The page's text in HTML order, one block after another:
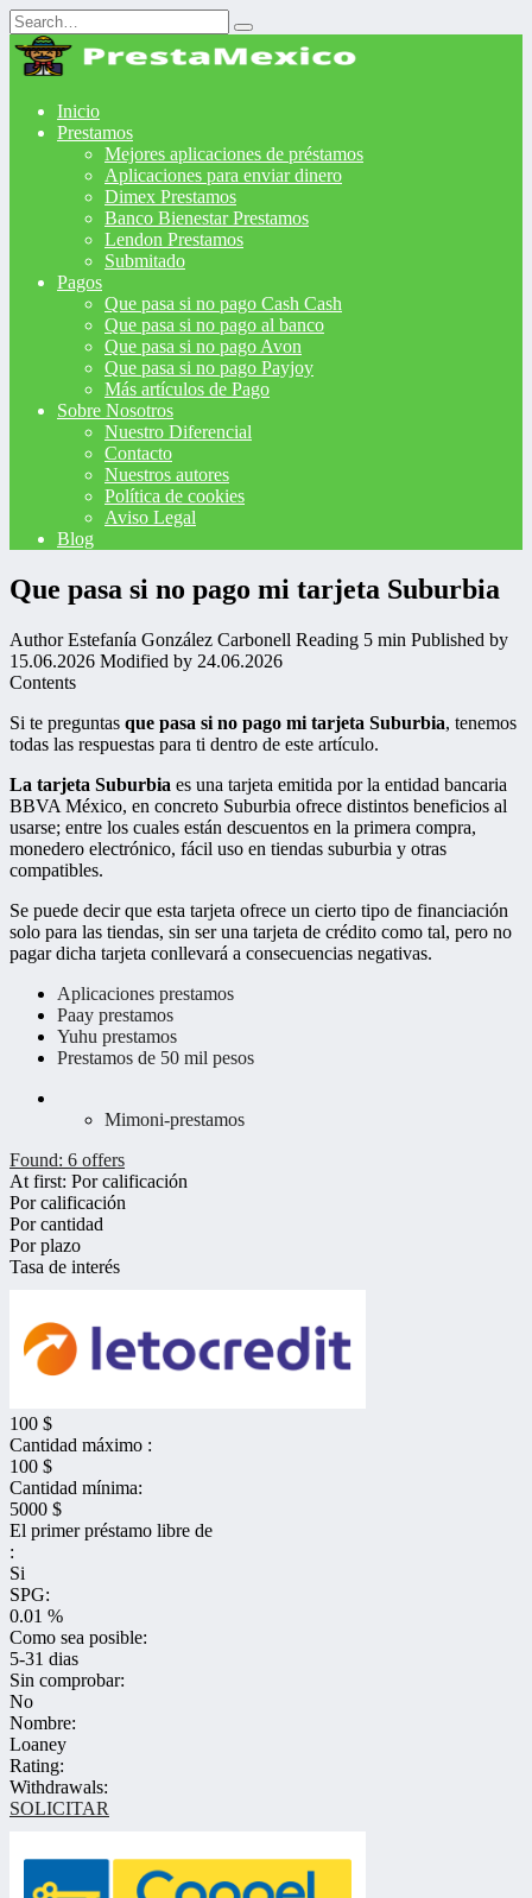
Search
for:
Inicio
Prestamos
Mejores aplicaciones de préstamos
Aplicaciones para enviar dinero
Dimex Prestamos
Banco Bienestar Prestamos
Lendon Prestamos
Submitado
Pagos
Que pasa si no pago Cash Cash
Que pasa si no pago al banco
Que pasa si no pago Avon
Que pasa si no pago Payjoy
Más artículos de Pago
Sobre Nosotros
Nuestro Diferencial
Contacto
Nuestros autores
Política de cookies
Aviso Legal
Blog
Que pasa si no pago mi tarjeta Suburbia
Author Estefanía González Carbonell Reading 5 min Published by
15.06.2026 Modified by 24.06.2026
Contents
Si te preguntas que pasa si no pago mi tarjeta Suburbia, tenemos
todas las respuestas para ti dentro de este artículo.
La tarjeta Suburbia es una tarjeta emitida por la entidad bancaria
BBVA México, en concreto Suburbia ofrece distintos beneficios al
usarse; entre los cuales están descuentos en la primera compra,
monedero electrónico, fácil uso en tiendas suburbia y otras
compatibles.
Se puede decir que esta tarjeta ofrece un cierto tipo de financiación
solo para las tiendas, sin ser una tarjeta de crédito como tal, pero no
pagar dicha tarjeta conllevará a consecuencias negativas.
Aplicaciones prestamos
Paay prestamos
Yuhu prestamos
Prestamos de 50 mil pesos
Mimoni-prestamos
Found: 6 offers
At first: Por calificación
Por calificación
Por cantidad
Por plazo
Tasa de interés
100 $
Cantidad máximo :
100 $
Cantidad mínima:
5000 $
El primer préstamo libre de
:
Si
SPG:
0.01 %
Como sea posible:
5-31 dias
Sin comprobar:
No
Nombre:
Loaney
Rating:
Withdrawals:
SOLICITAR